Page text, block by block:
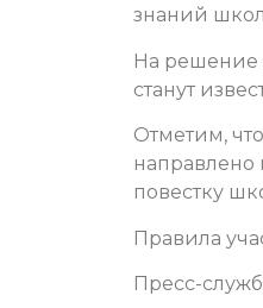
знаний
На решение
станут
Отметим,
направлено
повестку
Правила
Пресс-